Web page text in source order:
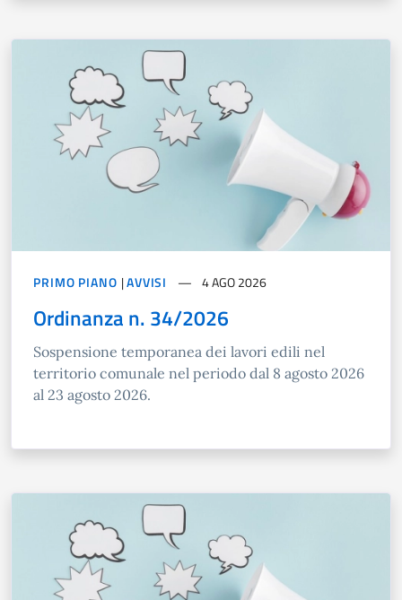
PRIMO PIANO |AVVISI 4 AGO 2026
Ordinanza n. 34/2026
Sospensione temporanea dei lavori edili nel
territorio comunale nel periodo dal 8 agosto 2026
al 23 agosto 2026.